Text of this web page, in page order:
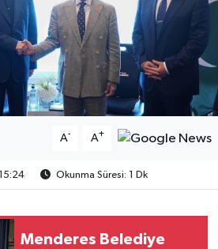
A- A+
Okunma Süresi: 1 Dk
Menderes Belediye